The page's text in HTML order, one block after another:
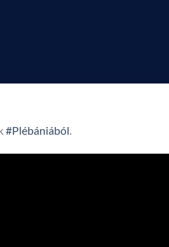
#Plébániából.